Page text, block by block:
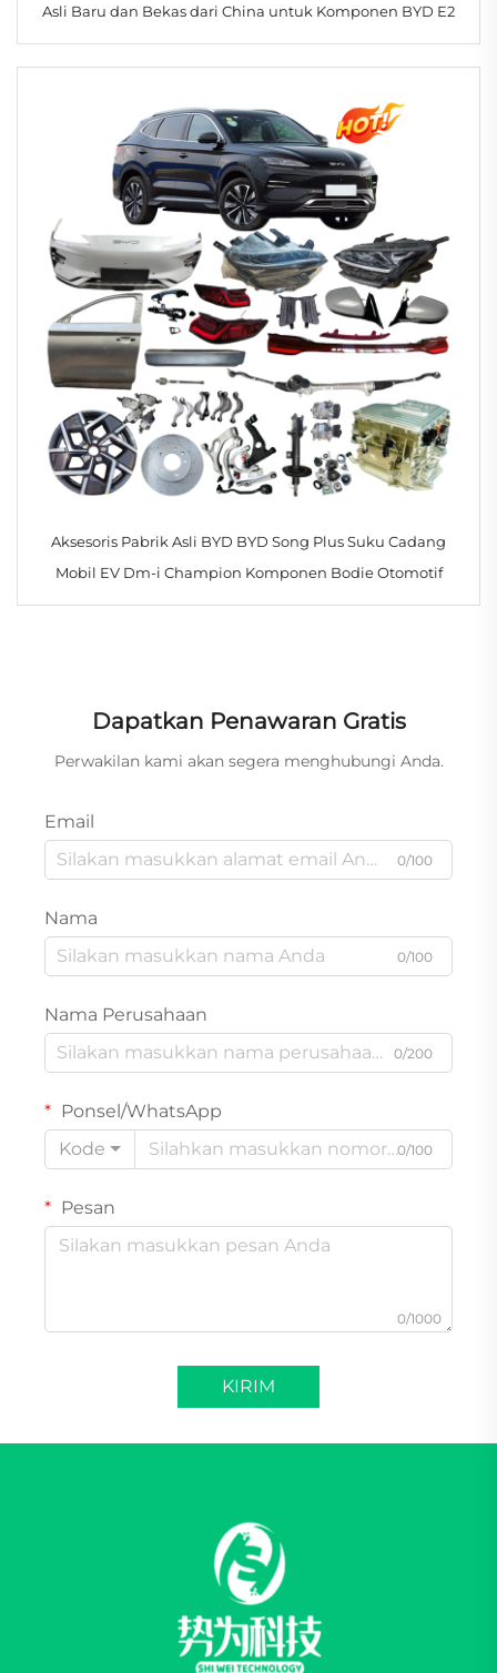
Asli Baru dan Bekas dari China untuk Komponen BYD E2
Aksesoris Pabrik Asli BYD BYD Song Plus Suku Cadang
Mobil EV Dm-i Champion Komponen Bodie Otomotif
Dapatkan Penawaran Gratis
Perwakilan kami akan segera menghubungi Anda.
Email
0/100
Nama
0/100
Nama Perusahaan
0/200
Ponsel/WhatsApp
Kode
0/100
Pesan
0/1000
KIRIM